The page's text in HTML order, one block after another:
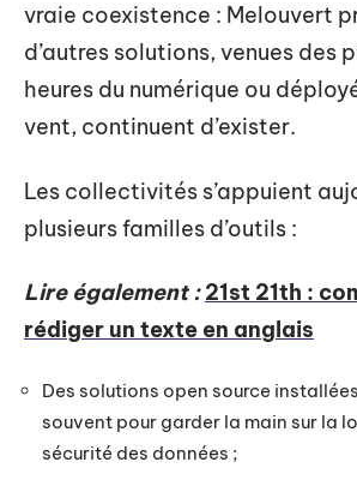
vraie coexistence : Melouvert
d’autres solutions, venues des
heures du numérique ou
vent, continuent d’exister.
Les collectivités s’appuient
plusieurs familles d’outils :
Lire également : 21st 21th :
rédiger un texte en anglais
Des solutions open source
souvent pour garder la main sur la
sécurité des données ;